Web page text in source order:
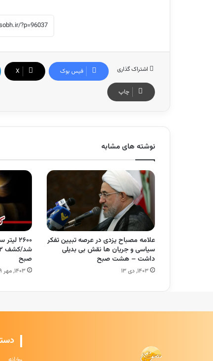
اشتراک گذاری فیس بوک X
چاپ
نوشته های مشابه
علامه مصباح یزدی در عرصه تبیین تفکر
سیاسی و جریان ها نقش بی بدیلی
داشت – هشت صبح
۱۴۰۳, دی ۱۳
۲۶۰۰
صبح
۱۴۰۳, مهر ۲۹